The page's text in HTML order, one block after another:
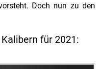
Doch nun zu den
für 2021: